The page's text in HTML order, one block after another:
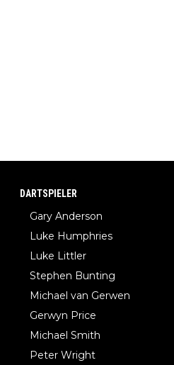
DARTSPIELER
Gary Anderson
Luke Humphries
Luke Littler
Stephen Bunting
Michael van Gerwen
Gerwyn Price
Michael Smith
Peter Wright